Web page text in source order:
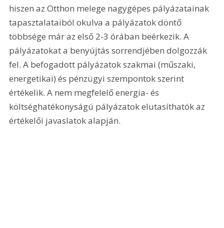
hiszen az Otthon melege nagygépes pályázatainak
tapasztalataiból okulva a pályázatok döntő
többsége már az első 2-3 órában beérkezik. A
pályázatokat a benyújtás sorrendjében dolgozzák
fel. A befogadott pályázatok szakmai (műszaki,
energetikai) és pénzügyi szempontok szerint
értékelik. A nem megfelelő energia- és
költséghatékonyságú pályázatok elutasíthatók az
értékelői javaslatok alapján.